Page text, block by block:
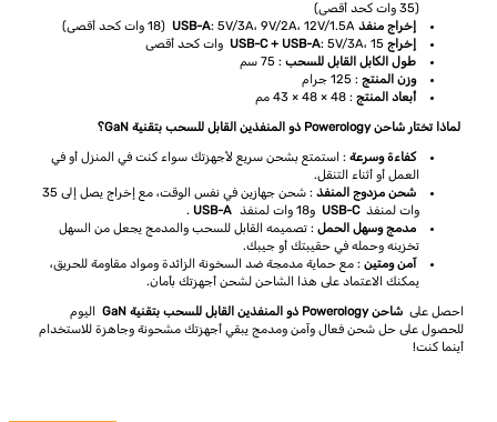
(35 وات كحد أقصى)
إخراج منفذ USB-A : 5V/3A، 9V/2A، 12V/1.5A (18 وات كحد أقصى)
إخراج USB-C + USB-A : 5V/3A، 15 وات كحد أقصى
طول الكابل القابل للسحب : 75 سم
وزن المنتج : 125 جرام
أبعاد المنتج : 48 × 48 × 43 مم
لماذا تختار شاحن Powerology ذو المنفذين القابل للسحب بتقنية GaN؟
كفاءة وسرعة : استمتع بشحن سريع لأجهزتك سواء كنت في المنزل أو في
العمل أو أثناء التنقل.
شحن مزدوج المنفذ
: شحن جهازين في نفس الوقت، مع إخراج يصل إلى 35
وات لمنفذ USB-C و18 وات لمنفذ USB-A
.
مدمج وسهل الحمل : تصميمه القابل للسحب والمدمج يجعل من السهل
تخزينه وحمله في حقيبتك أو جيبك.
آمن ومتين : مع حماية مدمجة ضد السخونة الزائدة ومواد مقاومة للحريق،
يمكنك الاعتماد على هذا الشاحن لشحن أجهزتك بأمان.
احصل على شاحن Powerology ذو المنفذين القابل للسحب بتقنية GaN
اليوم
للحصول على حل شحن فعال وآمن ومدمج يبقي أجهزتك مشحونة وجاهزة للاستخدام
أينما كنت!